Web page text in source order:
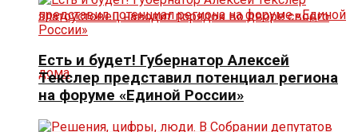
Есть и будет! Губернатор Алексей
Текслер представил потенциал региона
на форуме «Единой России»